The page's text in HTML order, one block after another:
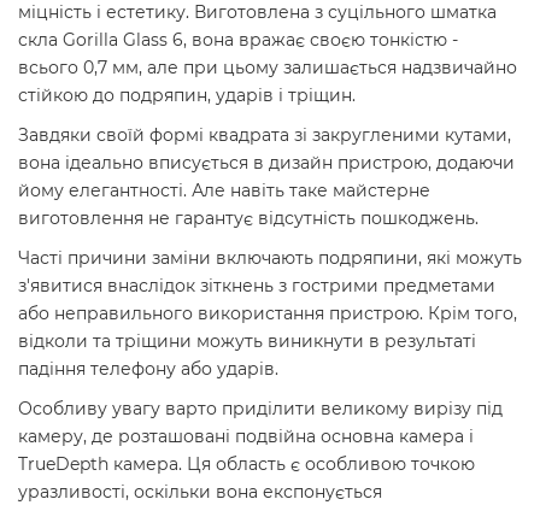
міцність і естетику. Виготовлена з суцільного шматка
скла Gorilla Glass 6, вона вражає своєю тонкістю -
всього 0,7 мм, але при цьому залишається надзвичайно
стійкою до подряпин, ударів і тріщин.
Завдяки своїй формі квадрата зі закругленими кутами,
вона ідеально вписується в дизайн пристрою, додаючи
йому елегантності. Але навіть таке майстерне
виготовлення не гарантує відсутність пошкоджень.
Часті причини заміни включають подряпини, які можуть
з'явитися внаслідок зіткнень з гострими предметами
або неправильного використання пристрою. Крім того,
відколи та тріщини можуть виникнути в результаті
падіння телефону або ударів.
Особливу увагу варто приділити великому вирізу під
камеру, де розташовані подвійна основна камера і
TrueDepth камера. Ця область є особливою точкою
уразливості, оскільки вона експонується